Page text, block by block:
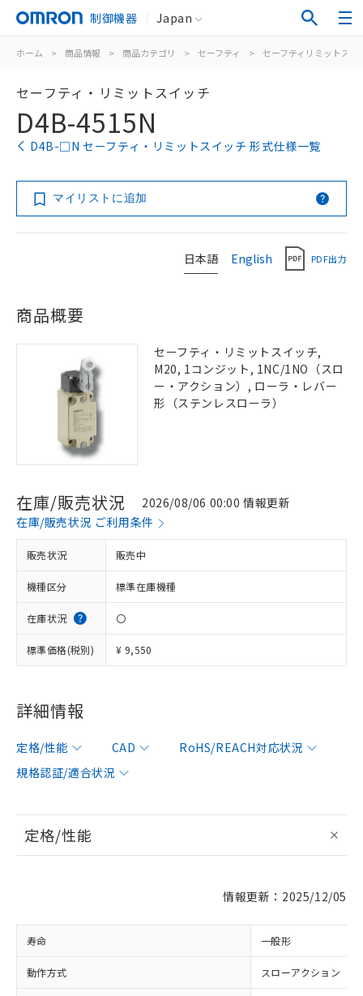
制御機器 Japan
ホーム > 商品情報 > 商品カテゴリ > セーフティ > セーフティリミットスイ
セーフティ・リミットスイッチ
D4B-4515N
D4B-□N セーフティ・リミットスイッチ 形式仕様一覧
マイリストに追加
日本語 English PDF出力
商品概要
セーフティ・リミットスイッチ,
M20, 1コンジット, 1NC/1NO（スロ
ー・アクション）, ローラ・レバー
形（ステンレスローラ）
在庫/販売状況
2026/08/06 00:00 情報更新
在庫/販売状況 ご利用条件
販売状況 販売中
機種区分 標準在庫機種
在庫状況 〇
標準価格(税別) ¥ 9,550
詳細情報
定格/性能 CAD
RoHS/REACH対応状況
規格認証/適合状況
定格/性能
情報更新：2025/12/05
寿命 一般形
動作方式 スローアクション